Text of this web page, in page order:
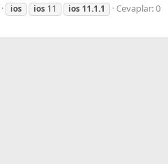
ios ios 11 ios 11.1.1
Cevaplar: 0